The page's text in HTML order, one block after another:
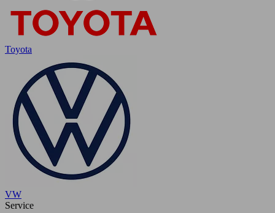
Toyota
VW
Service